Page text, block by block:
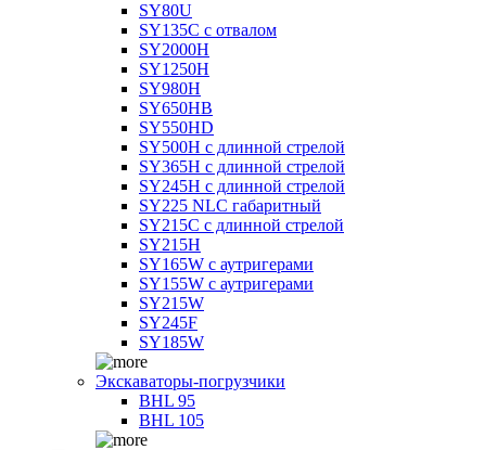
SY80U
SY135C с отвалом
SY2000H
SY1250H
SY980H
SY650HB
SY550HD
SY500H с длинной стрелой
SY365H с длинной стрелой
SY245H с длинной стрелой
SY225 NLC габаритный
SY215C с длинной стрелой
SY215H
SY165W с аутригерами
SY155W с аутригерами
SY215W
SY245F
SY185W
Экскаваторы-погрузчики
BHL 95
BHL 105